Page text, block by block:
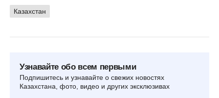
Казахстан
Узнавайте обо всем первыми
Подпишитесь и узнавайте о свежих новостях
Казахстана, фото, видео и других эксклюзивах